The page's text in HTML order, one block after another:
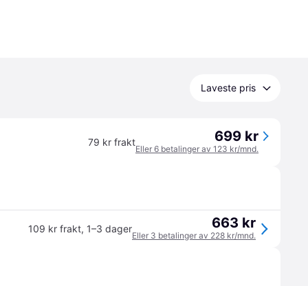
Laveste pris
79 kr frakt 699 kr
Eller 6 betalinger av 123 kr/mnd.
109 kr frakt, 1–3 dager 663 kr
Eller 3 betalinger av 228 kr/mnd.